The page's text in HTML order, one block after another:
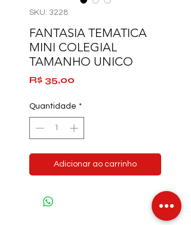
SKU: 3228
FANTASIA TEMATICA
MINI COLEGIAL
TAMANHO UNICO
R$ 35,00
Quantidade *
Adicionar ao carrinho